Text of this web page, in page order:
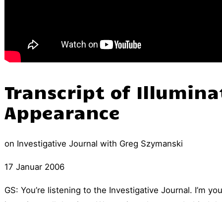
Transcript of
Appearance
on Investigative Journal with Greg Szymanski
17 Januar 2006
GS: You’re listening to the Investigative Journal. I’m